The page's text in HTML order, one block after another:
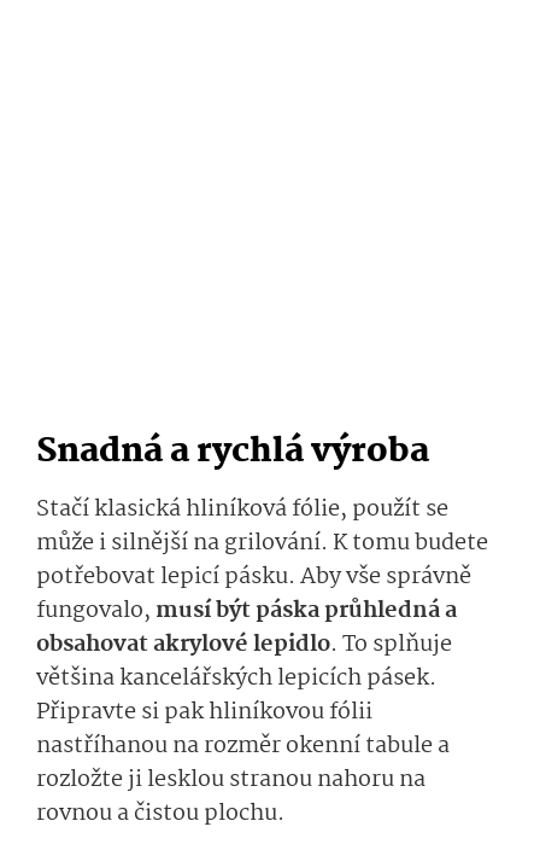
Snadná a rychlá výroba
Stačí klasická hliníková fólie, použít se
může i silnější na grilování. K tomu budete
potřebovat lepicí pásku. Aby vše správně
fungovalo, musí být páska průhledná a
obsahovat akrylové lepidlo. To splňuje
většina kancelářských lepicích pásek.
Připravte si pak hliníkovou fólii
nastříhanou na rozměr okenní tabule a
rozložte ji lesklou stranou nahoru na
rovnou a čistou plochu.